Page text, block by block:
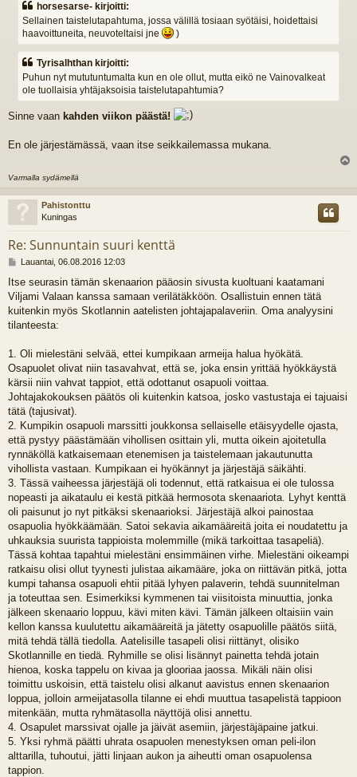
horsesarse- kirjoitti:
Sellainen taistelutapahtuma, jossa välillä tosiaan syötäisi, hoidettaisi
haavoittuneita, neuvoteltaisi jne
)
Tyrisalhthan kirjoitti:
Puhun nyt mututuntumalta kun en ole ollut, mutta eikö ne Vainovalkeat
ole tuollaisia yhtäjaksoisia taistelutapahtumia?
Sinne vaan kahden viikon päästä!
En ole järjestämässä, vaan itse seikkailemassa mukana.
Varmalla sydämellä
s
Pahistonttu
Kuningas
Re: Sunnuntain suuri kenttä
V
e
s
t
i
Lauantai, 06.08.2016 12:03
Itse seurasin tämän skenaarion pääosin sivusta kuoltuani kaatamani
Viljami Valaan kanssa samaan verilätäkköön. Osallistuin ennen tätä
kuitenkin myös Skotlannin aatelisten johtajapalaveriin. Oma analyysini
tilanteesta:
1. Oli mielestäni selvää, ettei kumpikaan armeija halua hyökätä.
Osapuolet olivat niin tasavahvat, että se, joka ensin yrittää hyökkäystä
kärsii niin vahvat tappiot, että odottanut osapuoli voittaa.
Johtajakokouksen päätös oli kuitenkin katsoa, josko vastustaja ei tajuaisi
tätä (tajusivat).
2. Kumpikin osapuoli marssitti joukkonsa sellaiselle etäisyydelle ojasta,
että pystyy päästämään vihollisen osittain yli, mutta oikein ajoitetulla
rynnäköllä katkaisemaan etenemisen ja taistelemaan jakautunutta
vihollista vastaan. Kumpikaan ei hyökännyt ja järjestäjä säikähti.
3. Tässä vaiheessa järjestäjä oli todennut, että ratkaisua ei ole tulossa
nopeasti ja aikataulu ei kestä pitkää hermosota skenaariota. Lyhyt kenttä
oli paisunut jo nyt pitkäksi skenaarioksi. Järjestäjä alkoi painostaa
osapuolia hyökkäämään. Satoi sekavia aikamääreitä joita ei noudatettu ja
uhkauksia suurista tappioista molemmille (mikä tarkoittaa tasapeliä).
Tässä kohtaa tapahtui mielestäni ensimmäinen virhe. Mielestäni oikeampi
ratkaisu olisi ollut tyynesti julistaa aikamääre, joka on riittävän pitkä, jotta
kumpi tahansa osapuoli ehtii pitää lyhyen palaverin, tehdä suunnitelman
ja toteuttaa sen. Esimerkiksi kymmenen tai viisitoista minuuttia, jonka
jälkeen skenaario loppuu, kävi miten kävi. Tämän jälkeen oltaisiin vain
kellon kanssa kuulutettu aikamääreitä ja jätetty osapuolille päätös siitä,
mitä tehdä tällä tiedolla. Aatelisille tasapeli olisi riittänyt, olisiko
Skotlannille en tiedä. Ryhmille se olisi lisännyt painetta tehdä jotain
hienoa, koska tappelu on kivaa ja glooriaa jaossa. Mikäli näin olisi
toimittu uskoisin, että taistelu olisi alkanut aavistus ennen skenaarion
loppua, jolloin armeijatasolla tilanne ei ehdi muuttua tasapelistä tappioon
mitenkään, mutta ryhmätasolla näyttöjä olisi annettu.
4. Osapulet marssivat ojalle ja jäivät asemiin, järjestäjäpaine jatkui.
5. Yksi ryhmä päätti uhrata osapuolen menestyksen oman peli-ilon
alttarilla, tuhoutui, jätti linjaan aukon ja aiheutti oman osapuolensa
tappion.